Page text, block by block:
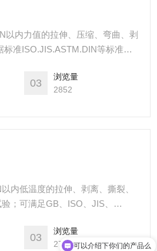
以内力值的拉伸、压缩、弯曲、剥
准ISO.JIS.ASTM.DIN等标准和
遍历.叠加.分离.缩放.打印等全电
03
浏览量
2852
内低温度的拉伸、剥离、撕裂、
；可满足GB、ISO、JIS、
03
浏览量
2787可以介绍下你们的产品么